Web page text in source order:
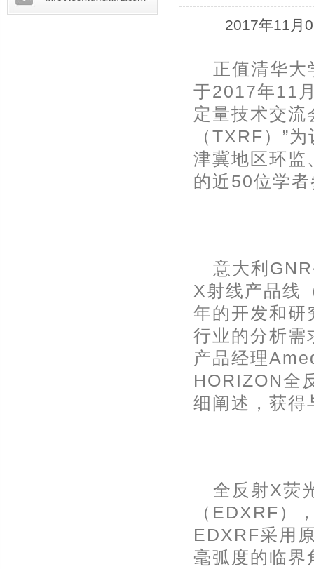
2017年11月
正值清华大
于2017年11
定量技术交流
（TXRF）”
津冀地区环监
的近50位学
意大利
X射线产品线
年的开发和研
行业的分析需
产品经理
HORIZON全
细阐述，获得
全反射X荧
（EDXRF）
EDXRF采用
毫弧度的临界